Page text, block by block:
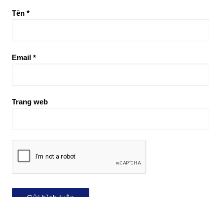
Tên *
Email *
Trang web